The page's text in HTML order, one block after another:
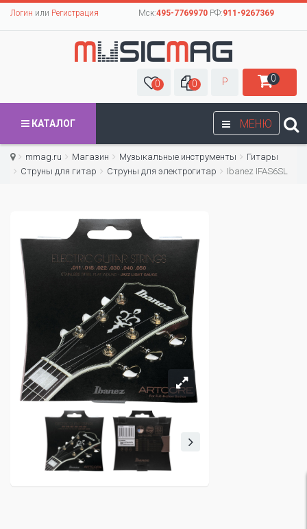
Логин или Регистрация Мск:495-7769970РФ:911-9267369
0 0 Р 0
МЕНЮ
КАТАЛОГ
mmag.ru Магазин Музыкальные инструменты
Гитары
Струны для гитар
Cтруны для электрогитар Ibanez IFAS6SL